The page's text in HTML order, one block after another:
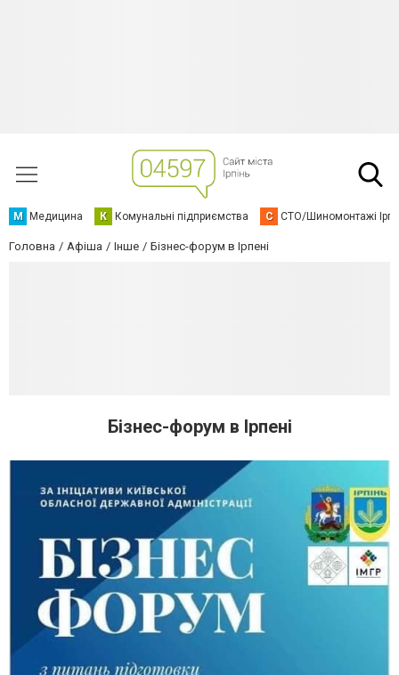
М Медицина К Комунальні підприємства С СТО/Шиномонтажі
Головна Афіша Інше Бізнес-форум в Ірпені
Бізнес-форум в Ірпені